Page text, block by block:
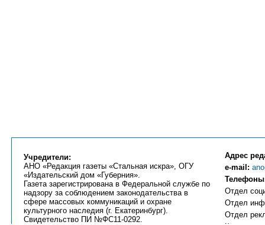
Учредители:
АНО «Редакция газеты «Стальная искра», ОГУ
«Издательский дом «Губерния».
Газета зарегистрирована в Федеральной службе по
надзору за соблюдением законодательства в
сфере массовых коммуникаций и охране
культурного наследия (г. Екатеринбург).
Свидетельство ПИ №ФС11-0292.
Адрес
e-mail:
Отдел
Отдел
Отдел